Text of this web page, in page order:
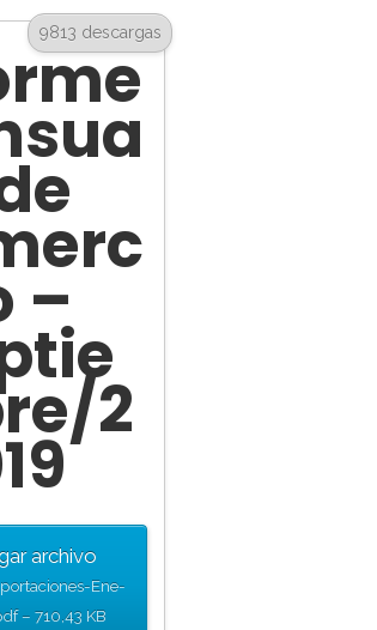
9813 descargas
–
2
archivo
Ene-
– 710,43 KB